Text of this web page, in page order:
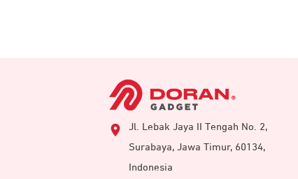
Jl. Lebak Jaya II Tengah No. 2,
Surabaya, Jawa Timur, 60134,
Indonesia